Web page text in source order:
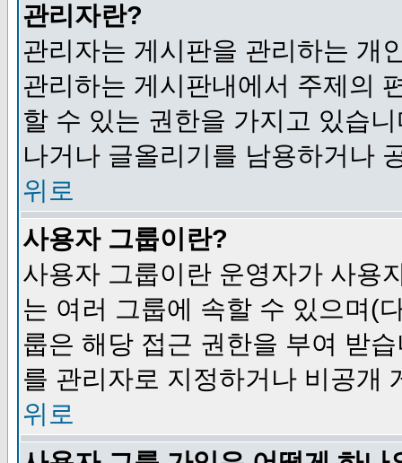
관리자란?
관리자는 게시판을 관리하는 개
관리하는 게시판내에서 주제의
할 수 있는 권한을 가지고 있습
나거나 글올리기를 남용하거나
위로
사용자 그룹이란?
사용자 그룹이란 운영자가 사용
는 여러 그룹에 속할 수 있으며(
룹은 해당 접근 권한을 부여 받
를 관리자로 지정하거나 비공개
위로